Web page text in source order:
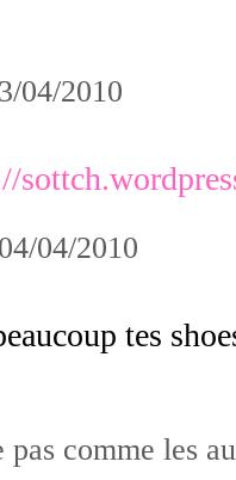
04/2010
04/2010
tes
comme les